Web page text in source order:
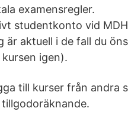
examensregler.
studentkonto vid
aktuell i de fall du
igen).
till kurser från andra